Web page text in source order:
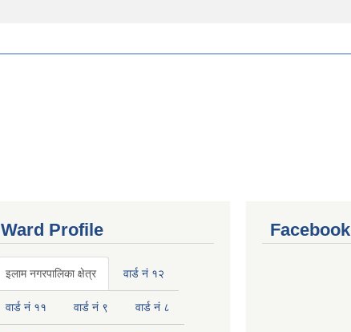
Ward Profile
इलाम नगरपालिका क्षेत्र वार्ड नं १२
वार्ड नं ११ वार्ड नं ९ वार्ड नं ८
Facebook